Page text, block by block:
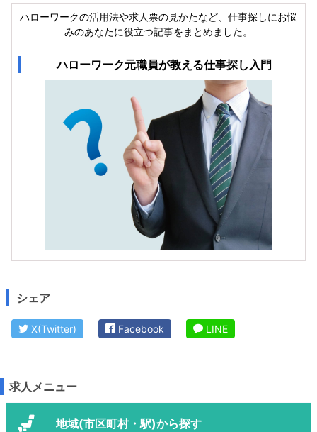
ハローワークの活用法や求人票の見かたなど、仕事探しにお悩
みのあなたに役立つ記事をまとめました。
ハローワーク元職員が教える仕事探し入門
シェア
X(Twitter) Facebook LINE
求人メニュー
地域(市区町村・駅)から探す